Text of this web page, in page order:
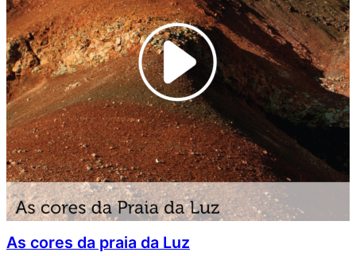
As cores da praia da Luz